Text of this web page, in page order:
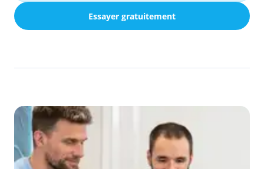
Essayer gratuitement